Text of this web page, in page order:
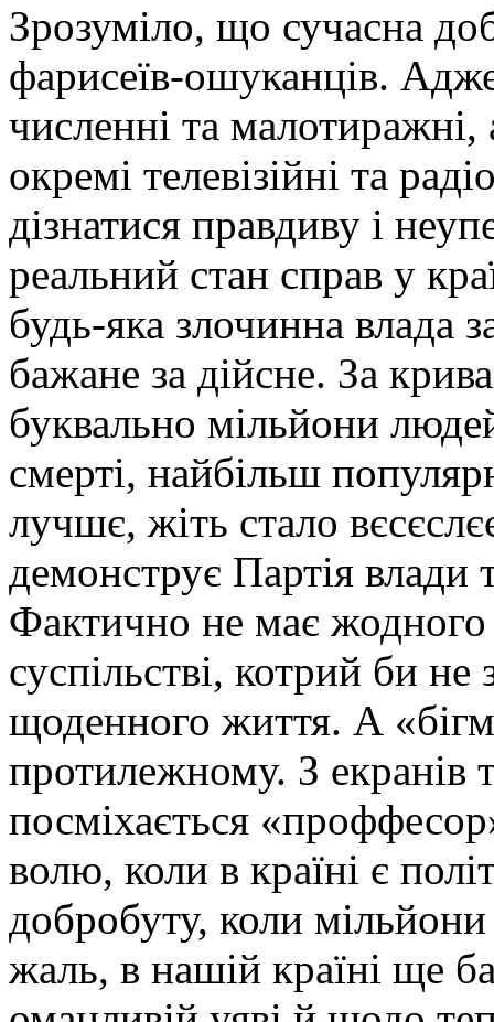
Зрозуміло, що сучасна
фарисеїв-ошуканців.
численні та
окремі телевізійні та
дізнатися правдиву і
реальний стан справ у
будь-яка злочинна влада
бажане за дійсне. За
буквально мільйони
смерті, найбільш
лучшє, жіть стало
демонструє Партія влади
Фактично не має
суспільстві, котрий би не
щоденного життя. А
протилежному. З екранів
посміхається
волю, коли в країні є
добробуту, коли
жаль, в нашій країні ще